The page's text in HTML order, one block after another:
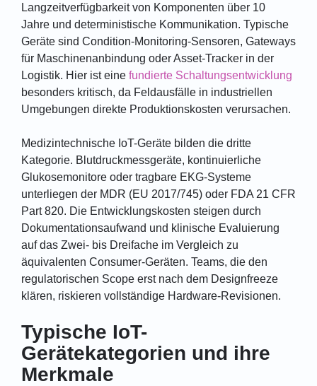
Langzeitverfügbarkeit von Komponenten über 10
Jahre und deterministische Kommunikation. Typische
Geräte sind Condition-Monitoring-Sensoren, Gateways
für Maschinenanbindung oder Asset-Tracker in der
Logistik. Hier ist eine fundierte Schaltungsentwicklung
besonders kritisch, da Feldausfälle in industriellen
Umgebungen direkte Produktionskosten verursachen.
Medizintechnische IoT-Geräte bilden die dritte
Kategorie. Blutdruckmessgeräte, kontinuierliche
Glukosemonitore oder tragbare EKG-Systeme
unterliegen der MDR (EU 2017/745) oder FDA 21 CFR
Part 820. Die Entwicklungskosten steigen durch
Dokumentationsaufwand und klinische Evaluierung
auf das Zwei- bis Dreifache im Vergleich zu
äquivalenten Consumer-Geräten. Teams, die den
regulatorischen Scope erst nach dem Designfreeze
klären, riskieren vollständige Hardware-Revisionen.
Typische IoT-
Gerätekategorien und ihre
Merkmale